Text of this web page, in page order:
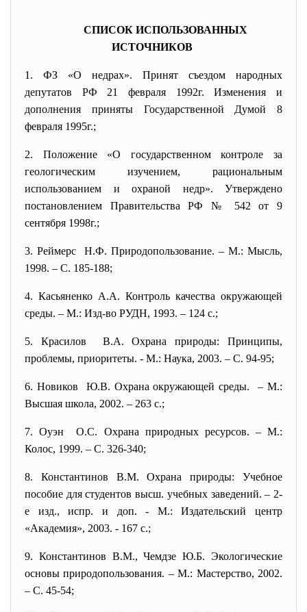
СПИСОК ИСПОЛЬЗОВАННЫХ
ИСТОЧНИКОВ
1. ФЗ «О недрах». Принят съездом народных
депутатов РФ 21 февраля 1992г. Изменения и
дополнения приняты Государственной Думой 8
февраля 1995г.;
2. Положение «О государственном контроле за
геологическим изучением, рациональным
использованием и охраной недр». Утверждено
постановлением Правительства РФ № 542 от 9
сентября 1998г.;
3. Реймерс Н.Ф. Природопользование. – М.: Мысль,
1998. – С. 185-188;
4. Касьяненко А.А. Контроль качества окружающей
среды. – М.: Изд-во РУДН, 1993. – 124 с.;
5. Красилов В.А. Охрана природы: Принципы,
проблемы, приоритеты. - М.: Наука, 2003. – С. 94-95;
6. Новиков Ю.В. Охрана окружающей среды. – М.:
Высшая школа, 2002. – 263 с.;
7. Оуэн О.С. Охрана природных ресурсов. – М.:
Колос, 1999. – С. 326-340;
8. Константинов В.М. Охрана природы: Учебное
пособие для студентов высш. учебных заведений. – 2-
е изд., испр. и доп. - М.: Издательский центр
«Академия», 2003. - 167 с.;
9. Константинов В.М., Чемдзе Ю.Б. Экологические
основы природопользования. – М.: Мастерство, 2002.
– С. 45-54;